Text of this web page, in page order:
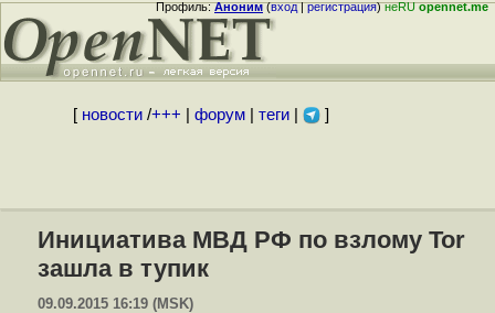
Профиль:Аноним(вход|регистрация)неRUopennet.me
[ новости/+++ форум| теги| ]
Инициатива МВД РФ по взлому Tor
зашла в тупик
09.09.2015 16:19 (MSK)